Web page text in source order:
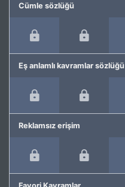
Cümle sözlüğü
Eş anlamlı kavramlar sözlüğü
Reklamsız erişim